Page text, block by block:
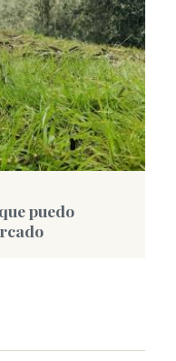
puedo